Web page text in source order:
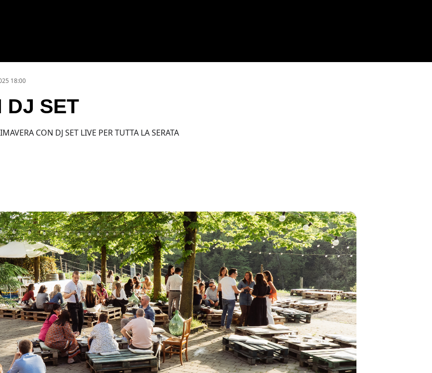
18:00
DJ SET
CON DJ SET LIVE PER TUTTA LA SERATA